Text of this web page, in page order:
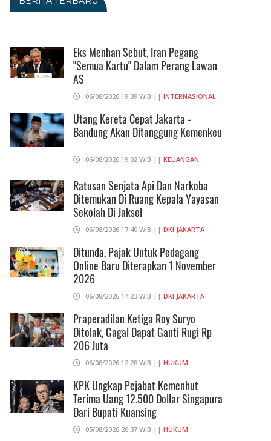
Eks Menhan Sebut, Iran Pegang
"Semua Kartu" Dalam Perang Lawan
AS
06/08/2026 19:39 WIB || INTERNASIONAL
Utang Kereta Cepat Jakarta -
Bandung Akan Ditanggung Kemenkeu
06/08/2026 19:02 WIB || KEUANGAN
Ratusan Senjata Api Dan Narkoba
Ditemukan Di Ruang Kepala Yayasan
Sekolah Di Jaksel
06/08/2026 17:40 WIB || DKI JAKARTA
Ditunda, Pajak Untuk Pedagang
Online Baru Diterapkan 1 November
2026
06/08/2026 14:23 WIB || DKI JAKARTA
Praperadilan Ketiga Roy Suryo
Ditolak, Gagal Dapat Ganti Rugi Rp
206 Juta
06/08/2026 12:28 WIB || HUKUM
KPK Ungkap Pejabat Kemenhut
Terima Uang 12.500 Dollar Singapura
Dari Bupati Kuansing
05/08/2026 20:37 WIB || HUKUM